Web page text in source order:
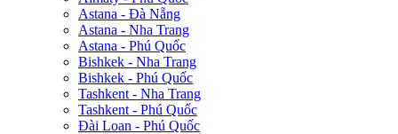
Astana - Đà Nẵng
Astana - Nha Trang
Astana - Phú Quốc
Bishkek - Nha Trang
Bishkek - Phú Quốc
Tashkent - Nha Trang
Tashkent - Phú Quốc
Đài Loan - Phú Quốc